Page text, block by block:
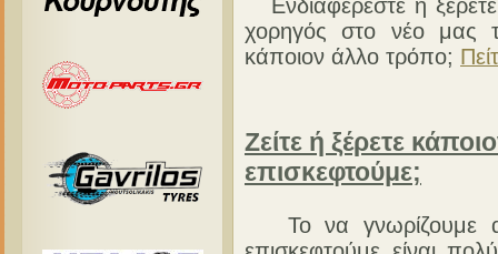
Ενδιαφέρεστε ή
χορηγός στο νέο μας
κάποιον άλλο τρόπο;
Ζείτε ή ξέρετε
επισκεφτούμε;
Το να γνωρίζουμε